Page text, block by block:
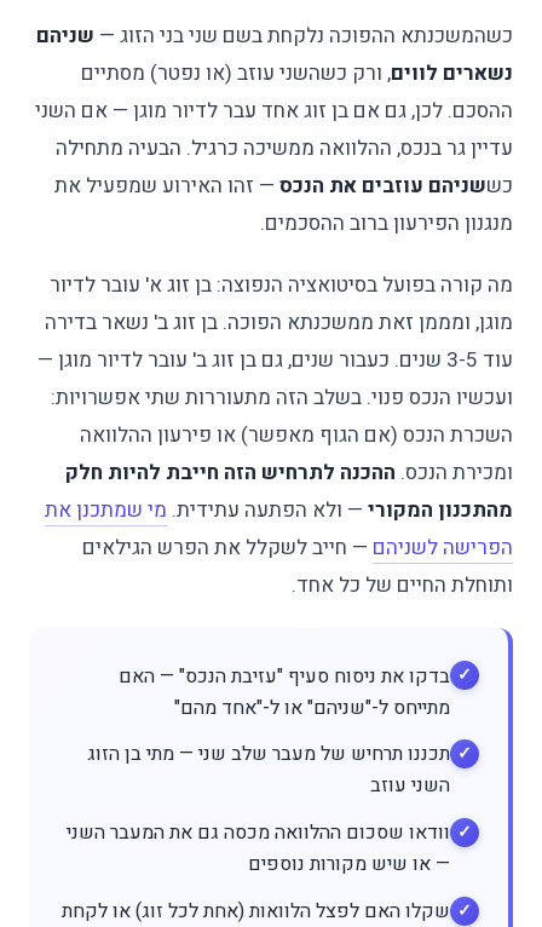
כשהמשכנתא ההפוכה נלקחת בשם שני בני הזוג — שניהם
נשארים לווים, ורק כשהשני עוזב (או נפטר) מסתיים
ההסכם. לכן, גם אם בן זוג אחד עבר לדיור מוגן — אם השני
עדיין גר בנכס, ההלוואה ממשיכה כרגיל. הבעיה מתחילה
כששניהם עוזבים את הנכס — זהו האירוע שמפעיל את
מנגנון הפירעון ברוב ההסכמים.
מה קורה בפועל בסיטואציה הנפוצה: בן זוג א' עובר לדיור
מוגן, ומממן זאת ממשכנתא הפוכה. בן זוג ב' נשאר בדירה
עוד 3-5 שנים. כעבור שנים, גם בן זוג ב' עובר לדיור מוגן —
ועכשיו הנכס פנוי. בשלב הזה מתעוררות שתי אפשרויות:
השכרת הנכס (אם הגוף מאפשר) או פירעון ההלוואה
ומכירת הנכס. ההכנה לתרחיש הזה חייבת להיות חלק
מהתכנון המקורי — ולא הפתעה עתידית. מי שמתכנן את
הפרישה לשניהם — חייב לשקלל את הפרש הגילאים
ותוחלת החיים של כל אחד.
בדקו את ניסוח סעיף "עזיבת הנכס" — האם
מתייחס ל-"שניהם" או ל-"אחד מהם"
תכננו תרחיש של מעבר שלב שני — מתי בן הזוג
השני עוזב
וודאו שסכום ההלוואה מכסה גם את המעבר השני
— או שיש מקורות נוספים
שקלו האם לפצל הלוואות (אחת לכל זוג) או לקחת